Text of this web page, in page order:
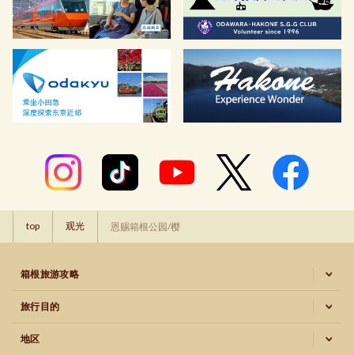
top 观光 恩赐箱根公园/樱
箱根旅游攻略
旅行目的
地区